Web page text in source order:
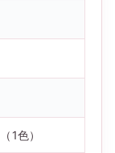
1色）